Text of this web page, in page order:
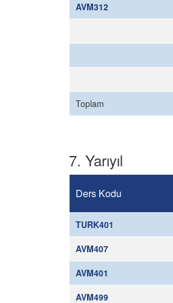
AVM312
Toplam
7. Yarıyıl
Ders Kodu
TURK401
AVM407
AVM401
AVM499